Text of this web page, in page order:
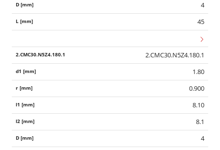
4
45
2.CMC30.N5Z4.180.1
1.80
0.900
8.10
8.1
4